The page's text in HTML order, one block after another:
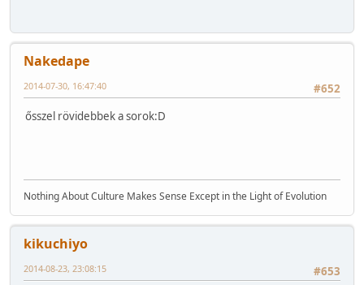
Nakedape
#652
2014-07-30, 16:47:40
ősszel rövidebbek a sorok:D
Nothing About Culture Makes Sense Except in the Light of Evolution
kikuchiyo
#653
2014-08-23, 23:08:15